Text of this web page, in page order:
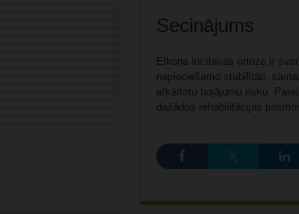
Secinājums
Elkoņa locītavas ortoze ir
nepieciešamo stabilitāti,
atkārtotu bojājumu risku.
dažādos rehabilitācijas